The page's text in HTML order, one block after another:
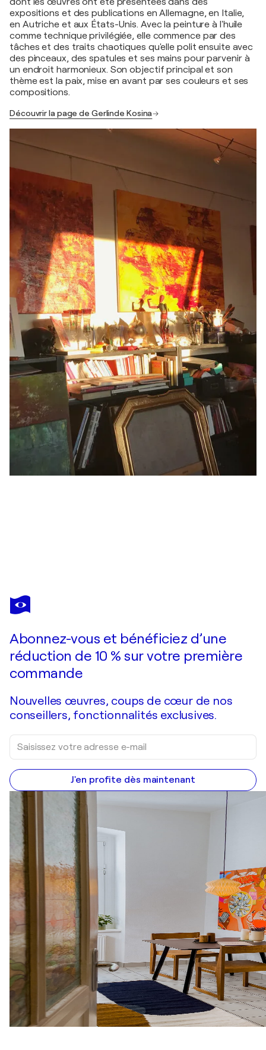
expositions et des publications en Allemagne, en Italie,
en Autriche et aux États-Unis. Avec la peinture à l'huile
comme technique privilégiée, elle commence par des
tâches et des traits chaotiques qu'elle polit ensuite avec
des pinceaux, des spatules et ses mains pour parvenir à
un endroit harmonieux. Son objectif principal et son
thème est la paix, mise en avant par ses couleurs et ses
compositions.
Découvrir la page de Gerlinde Kosina
GERLINDE KOSINA
"freiheit"
Abonnez-vous et bénéficiez d’une
réduction de 10 % sur votre première
commande
Nouvelles œuvres, coups de cœur de nos
conseillers, fonctionnalités exclusives.
J'en profite dès maintenant